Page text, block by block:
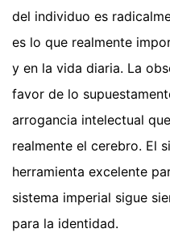
del individuo es
es lo que realmente
y en la vida diaria. La
favor de lo
arrogancia intelectual
realmente el cerebro. El
herramienta excelente
sistema imperial sigue
para la identidad.